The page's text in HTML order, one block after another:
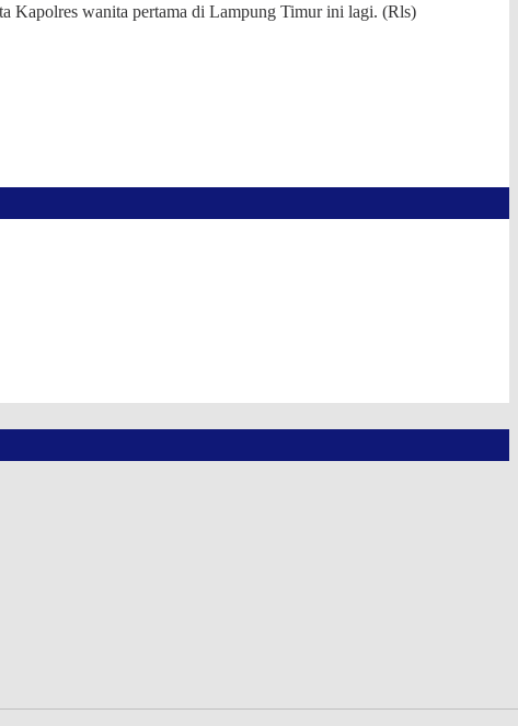
Kapolres wanita pertama di Lampung Timur ini lagi. (Rls)